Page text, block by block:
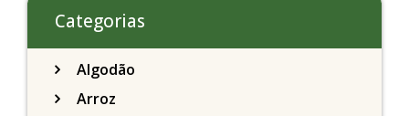
Categorias
Algodão
Arroz